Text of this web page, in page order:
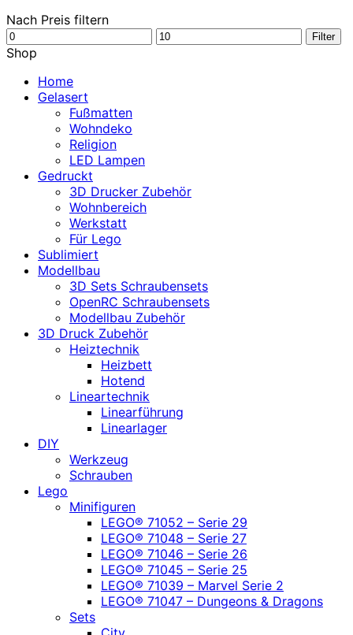
Nach Preis filtern
Min.
Preis
Max.
Filter
Shop
Home
Gelasert
Fußmatten
Wohndeko
Religion
LED Lampen
Gedruckt
3D Drucker Zubehör
Wohnbereich
Werkstatt
Für Lego
Sublimiert
Modellbau
3D Sets Schraubensets
OpenRC Schraubensets
Modellbau Zubehör
3D Druck Zubehör
Heiztechnik
Heizbett
Hotend
Lineartechnik
Linearführung
Linearlager
DIY
Werkzeug
Schrauben
Lego
Minifiguren
LEGO® 71052 – Serie 29
LEGO® 71048 – Serie 27
LEGO® 71046 – Serie 26
LEGO® 71045 – Serie 25
LEGO® 71039 – Marvel Serie 2
LEGO® 71047 – Dungeons & Dragons
Sets